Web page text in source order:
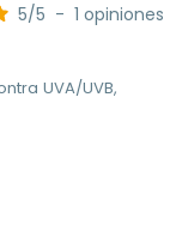
5/5 - 1 opiniones
UVA/UVB,